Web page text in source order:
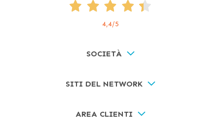
4,4/5
SOCIETÀ
SITI DEL NETWORK
AREA CLIENTI